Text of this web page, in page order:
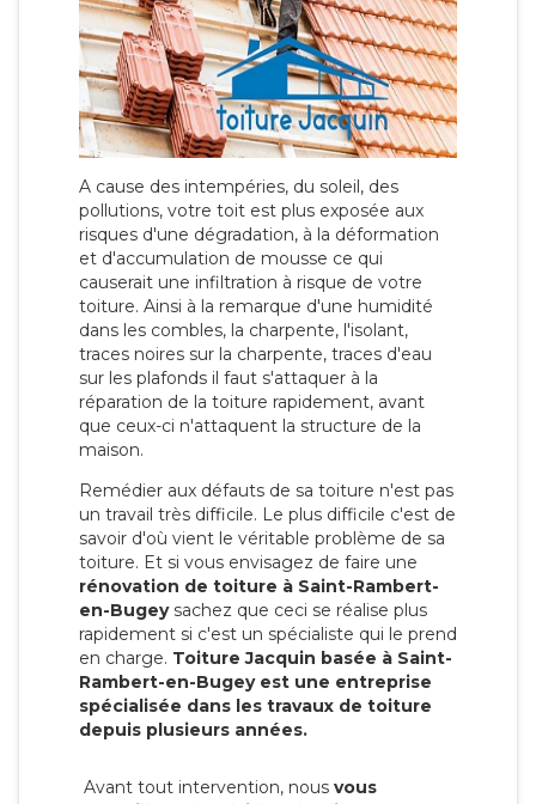
A cause des intempéries, du soleil, des
pollutions, votre toit est plus exposée aux
risques d'une dégradation, à la déformation
et d'accumulation de mousse ce qui
causerait une infiltration à risque de votre
toiture. Ainsi à la remarque d'une humidité
dans les combles, la charpente, l'isolant,
traces noires sur la charpente, traces d'eau
sur les plafonds il faut s'attaquer à la
réparation de la toiture rapidement, avant
que ceux-ci n'attaquent la structure de la
maison.
Remédier aux défauts de sa toiture n'est pas
un travail très difficile. Le plus difficile c'est de
savoir d'où vient le véritable problème de sa
toiture. Et si vous envisagez de faire une
rénovation de toiture à Saint-Rambert-
en-Bugeysachez que ceci se réalise plus
rapidement si c'est un spécialiste qui le prend
en charge. Toiture Jacquin basée à Saint-
Rambert-en-Bugey est une entreprise
spécialisée dans les travaux de toiture
depuis plusieurs années.
Avant tout intervention, nous vous